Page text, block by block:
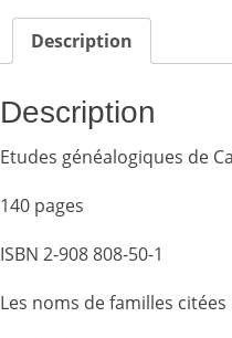
Description
Description
Etudes généalogiques de
140 pages
ISBN 2-908 808-50-1
Les noms de familles citées